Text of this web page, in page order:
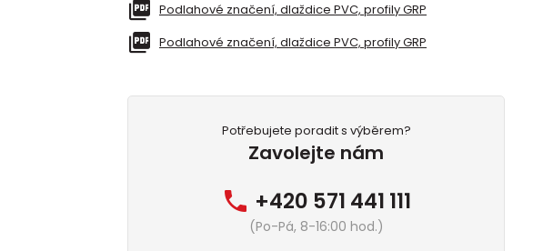
Podlahové značení, dlaždice PVC, profily GRP
Podlahové značení, dlaždice PVC, profily GRP
Potřebujete poradit s výběrem?
Zavolejte nám
+420 571 441 111
(Po-Pá, 8-16:00 hod.)